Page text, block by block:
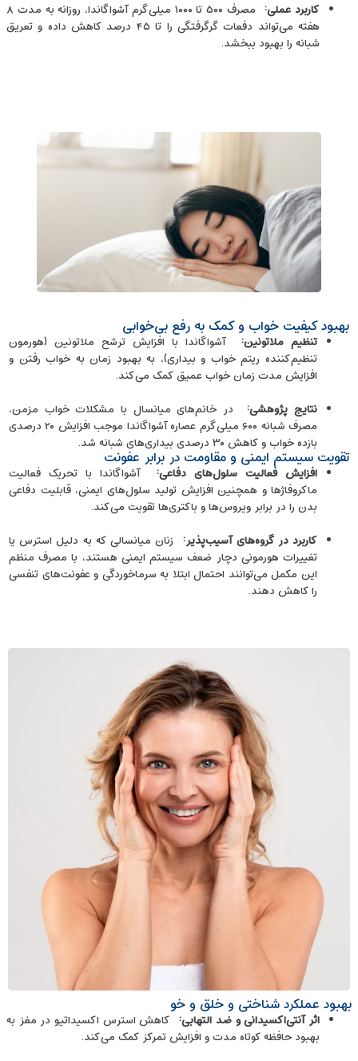
کاربرد عملی:
مصرف ۵۰۰ تا ۱۰۰۰ میلی‌گرم آشواگاندا، روزانه به ‌مدت ۸
هفته می‌تواند دفعات گرگرفتگی را تا ۴۵ درصد کاهش داده و تعریق
شبانه را بهبود ببخشد.
بهبود کیفیت خواب و کمک به رفع بی‌خوابی
تنظیم ملاتونین: آشواگاندا با افزایش ترشح ملاتونین (هورمون
تنظیم‌کننده ریتم خواب و بیداری)، به بهبود زمان به خواب رفتن و
افزایش مدت زمان خواب عمیق کمک می‌کند.
نتایج پژوهشی: در خانم‌های میانسال با مشکلات خواب مزمن،
مصرف شبانه ۶۰۰ میلی‌گرم عصاره آشواگاندا موجب افزایش ۲۰ درصدی
بازده خواب و کاهش ۳۰ درصدی بیداری‌های شبانه شد.
تقویت سیستم ایمنی و مقاومت در برابر عفونت
افزایش فعالیت سلول‌های دفاعی: آشواگاندا با تحریک فعالیت
ماکروفاژها و همچنین افزایش تولید سلول‌های ایمنی، قابلیت دفاعی
بدن را در برابر ویروس‌ها و باکتری‌ها تقویت می‌کند.
کاربرد در گروه‌های آسیب‌پذیر: زنان میانسالی که به‌ دلیل استرس یا
تغییرات هورمونی دچار ضعف سیستم ایمنی هستند، با مصرف منظم
این مکمل می‌توانند احتمال ابتلا به سرماخوردگی و عفونت‌های تنفسی
را کاهش دهند.
بهبود عملکرد شناختی و خلق ‌و خو
اثر آنتی‌اکسیدانی و ضد التهابی: کاهش استرس اکسیداتیو در مغز به
بهبود حافظه کوتاه‌ مدت و افزایش تمرکز کمک می‌کند.